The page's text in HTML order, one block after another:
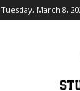
Tuesday, March 8,